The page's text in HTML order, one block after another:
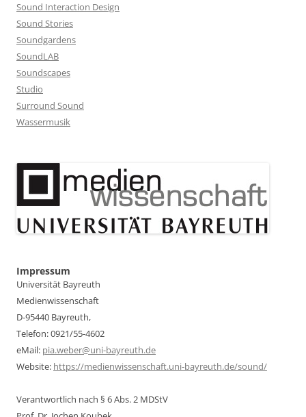
Sound Interaction Design
Sound Stories
Soundgardens
SoundLAB
Soundscapes
Studio
Surround Sound
Wassermusik
Impressum
Universität Bayreuth
Medienwissenschaft
D-95440 Bayreuth,
Telefon: 0921/55-4602
eMail: pia.weber@uni-bayreuth.de
Website: https://medienwissenschaft.uni-bayreuth.de/sound/
Verantwortlich nach § 6 Abs. 2 MDStV